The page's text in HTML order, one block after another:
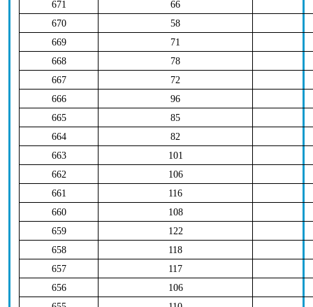
671
66
670
58
669
71
668
78
667
72
666
96
665
85
664
82
663
101
662
106
661
116
660
108
659
122
658
118
657
117
656
106